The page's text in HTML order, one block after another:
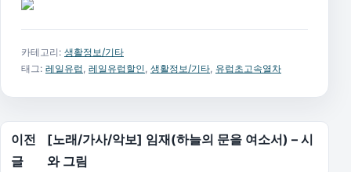
카테고리: 생활정보/기타
태그: 레일유럽 레일유럽할인 생활정보/기타 유럽초고속열차
글 탐색
이전
글
[노래/가사/악보] 임재(하늘의 문을 여소서) – 시
와 그림